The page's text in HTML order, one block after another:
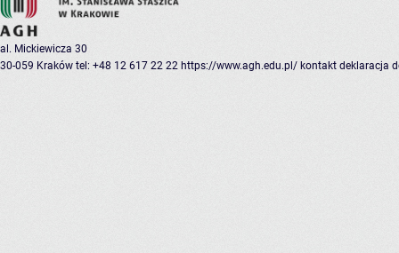
al. Mickiewicza 30
30-059 Kraków tel: +48 12 617 22 22 https://www.agh.edu.pl/ kontakt deklaracja